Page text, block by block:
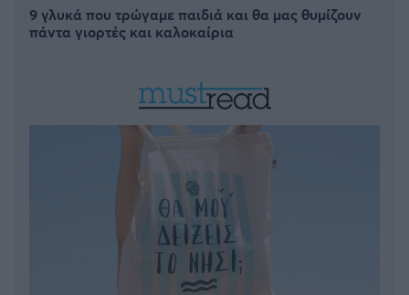
9 γλυκά που τρώγαμε παιδιά και θα μας θυμίζουν
πάντα γιορτές και καλοκαίρια